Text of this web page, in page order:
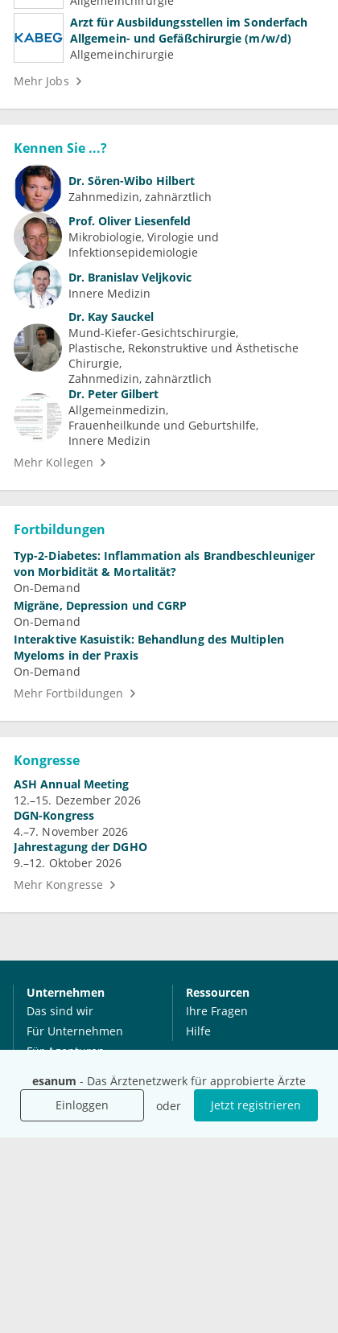
esanum - Das Ärztenetzwerk für approbierte Ärzte
Einloggen
oder Jetzt registrieren
Arzt für Ausbildungsstellen im Sonderfach
Allgemein- und Gefäßchirurgie (m/w/d)
Allgemeinchirurgie
Mehr Jobs
Kennen Sie ...?
Dr. Sören-Wibo Hilbert
Zahnmedizin, zahnärztlich
Prof. Oliver Liesenfeld
Mikrobiologie, Virologie und
Infektionsepidemiologie
Dr. Branislav Veljkovic
Innere Medizin
Dr. Kay Sauckel
Mund-Kiefer-Gesichtschirurgie
Plastische, Rekonstruktive und Ästhetische
Chirurgie
Zahnmedizin, zahnärztlich
Dr. Peter Gilbert
Allgemeinmedizin
Frauenheilkunde und Geburtshilfe
Innere Medizin
Mehr Kollegen
Fortbildungen
Typ-2-Diabetes: Inflammation als Brandbeschleuniger
von Morbidität & Mortalität?
On-Demand
Migräne, Depression und CGRP
On-Demand
Interaktive Kasuistik: Behandlung des Multiplen
Myeloms in der Praxis
On-Demand
Mehr Fortbildungen
Kongresse
ASH Annual Meeting
12.–15. Dezember 2026
DGN-Kongress
4.–7. November 2026
Jahrestagung der DGHO
9.–12. Oktober 2026
Mehr Kongresse
Unternehmen
Das sind wir
Für Unternehmen
Für Agenturen
Presse
Karriere
Ressourcen
Ihre Fragen
Hilfe